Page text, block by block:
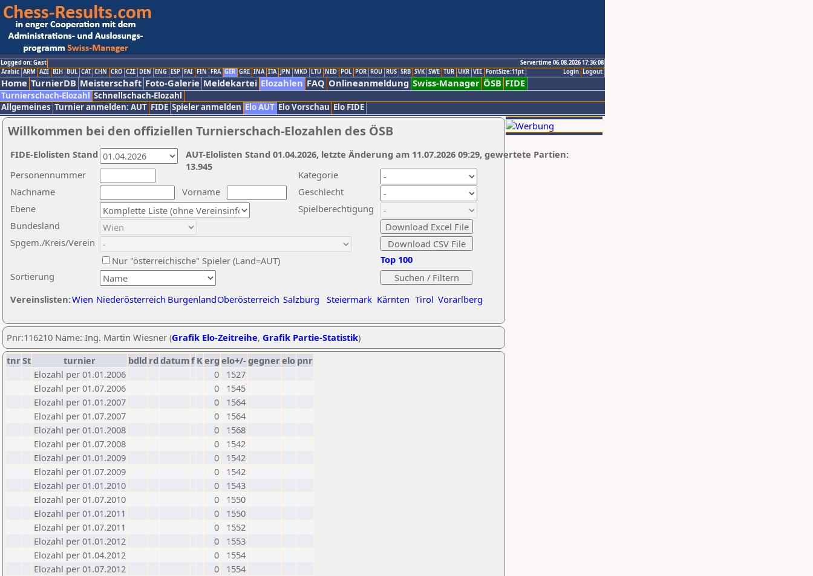
Logged on: Gast
Servertime 06.08.2026 17:36:08
Logout
Login
Arabic ARM AZE BIH BUL CAT CHN CRO CZE DEN ENG ESP FAI FIN FRA GER GRE INA ITA JPN MKD LTU NED POL POR ROU RUS SRB SVK SWE TUR UKR VIE FontSize:11pt
Home TurnierDB Meisterschaft Foto-Galerie Meldekartei Elozahlen FAQ Onlineanmeldung Swiss-Manager ÖSB FIDE
Turnierschach-Elozahl Schnellschach-Elozahl
Allgemeines Turnier anmelden: AUT FIDE Spieler anmelden Elo AUT Elo Vorschau Elo FIDE
Willkommen bei den offiziellen Turnierschach-Elozahlen des ÖSB
Nachname
Vorname
Ebene
Kategorie
Sortierung
Personennummer
Bundesland
Spgem./Kreis/Verein
Geschlecht
Nur "österreichische" Spieler (Land=AUT)
Spielberechtigung
Vereinslisten:Wien Niederösterreich BurgenlandOberösterreich Salzburg Steiermark Kärnten Tirol Vorarlberg
Top 100
AUT-Elolisten Stand 01.04.2026, letzte Änderung am 11.07.2026 09:29, gewertete Partien:
13.945
FIDE-Elolisten Stand
Pnr:116210 Name: Ing. Martin Wiesner (Grafik Elo-Zeitreihe, Grafik Partie-Statistik)
tnrSt turnier bdld rd datumf Kerg elo+/-gegnerelo pnr
Elozahl per 01.01.2006
0
1527
Elozahl per 01.07.2006
0
1545
Elozahl per 01.01.2007
0
1564
Elozahl per 01.07.2007
0
1564
Elozahl per 01.01.2008
0
1568
Elozahl per 01.07.2008
0
1542
Elozahl per 01.01.2009
0
1542
Elozahl per 01.07.2009
0
1542
Elozahl per 01.01.2010
0
1543
Elozahl per 01.07.2010
0
1550
Elozahl per 01.01.2011
0
1550
Elozahl per 01.07.2011
0
1552
Elozahl per 01.01.2012
0
1553
Elozahl per 01.04.2012
0
1554
Elozahl per 01.07.2012
0
1554